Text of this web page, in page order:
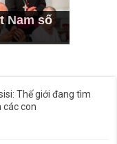
Nam số
Thế giới đang tìm
các con